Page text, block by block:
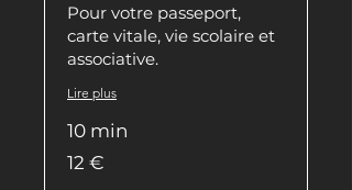
Pour votre passeport,
carte vitale, vie scolaire et
associative.
Lire plus
10 min
euros
12 €